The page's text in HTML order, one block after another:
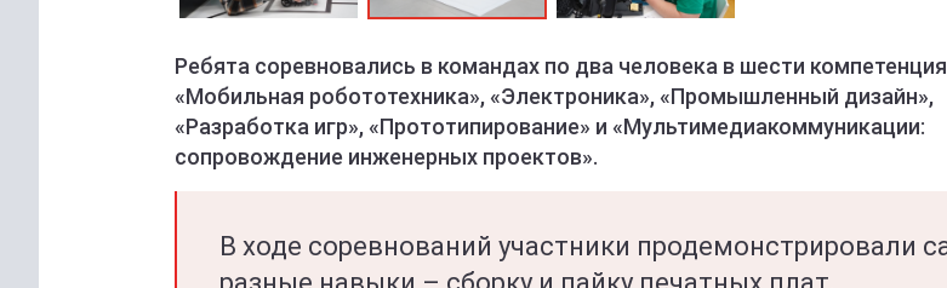
Ребята соревновались в командах по два человека в шести
«Мобильная робототехника», «Электроника», «Промышленный дизайн»,
«Разработка игр», «Прототипирование» и «Мультимедиакоммуникации:
сопровождение инженерных проектов».
В ходе соревнований участники продемонстрировали